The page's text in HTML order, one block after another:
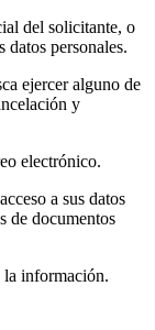
del solicitante, o
personales.
ejercer alguno de
y
electrónico.
a sus datos
de documentos
información.